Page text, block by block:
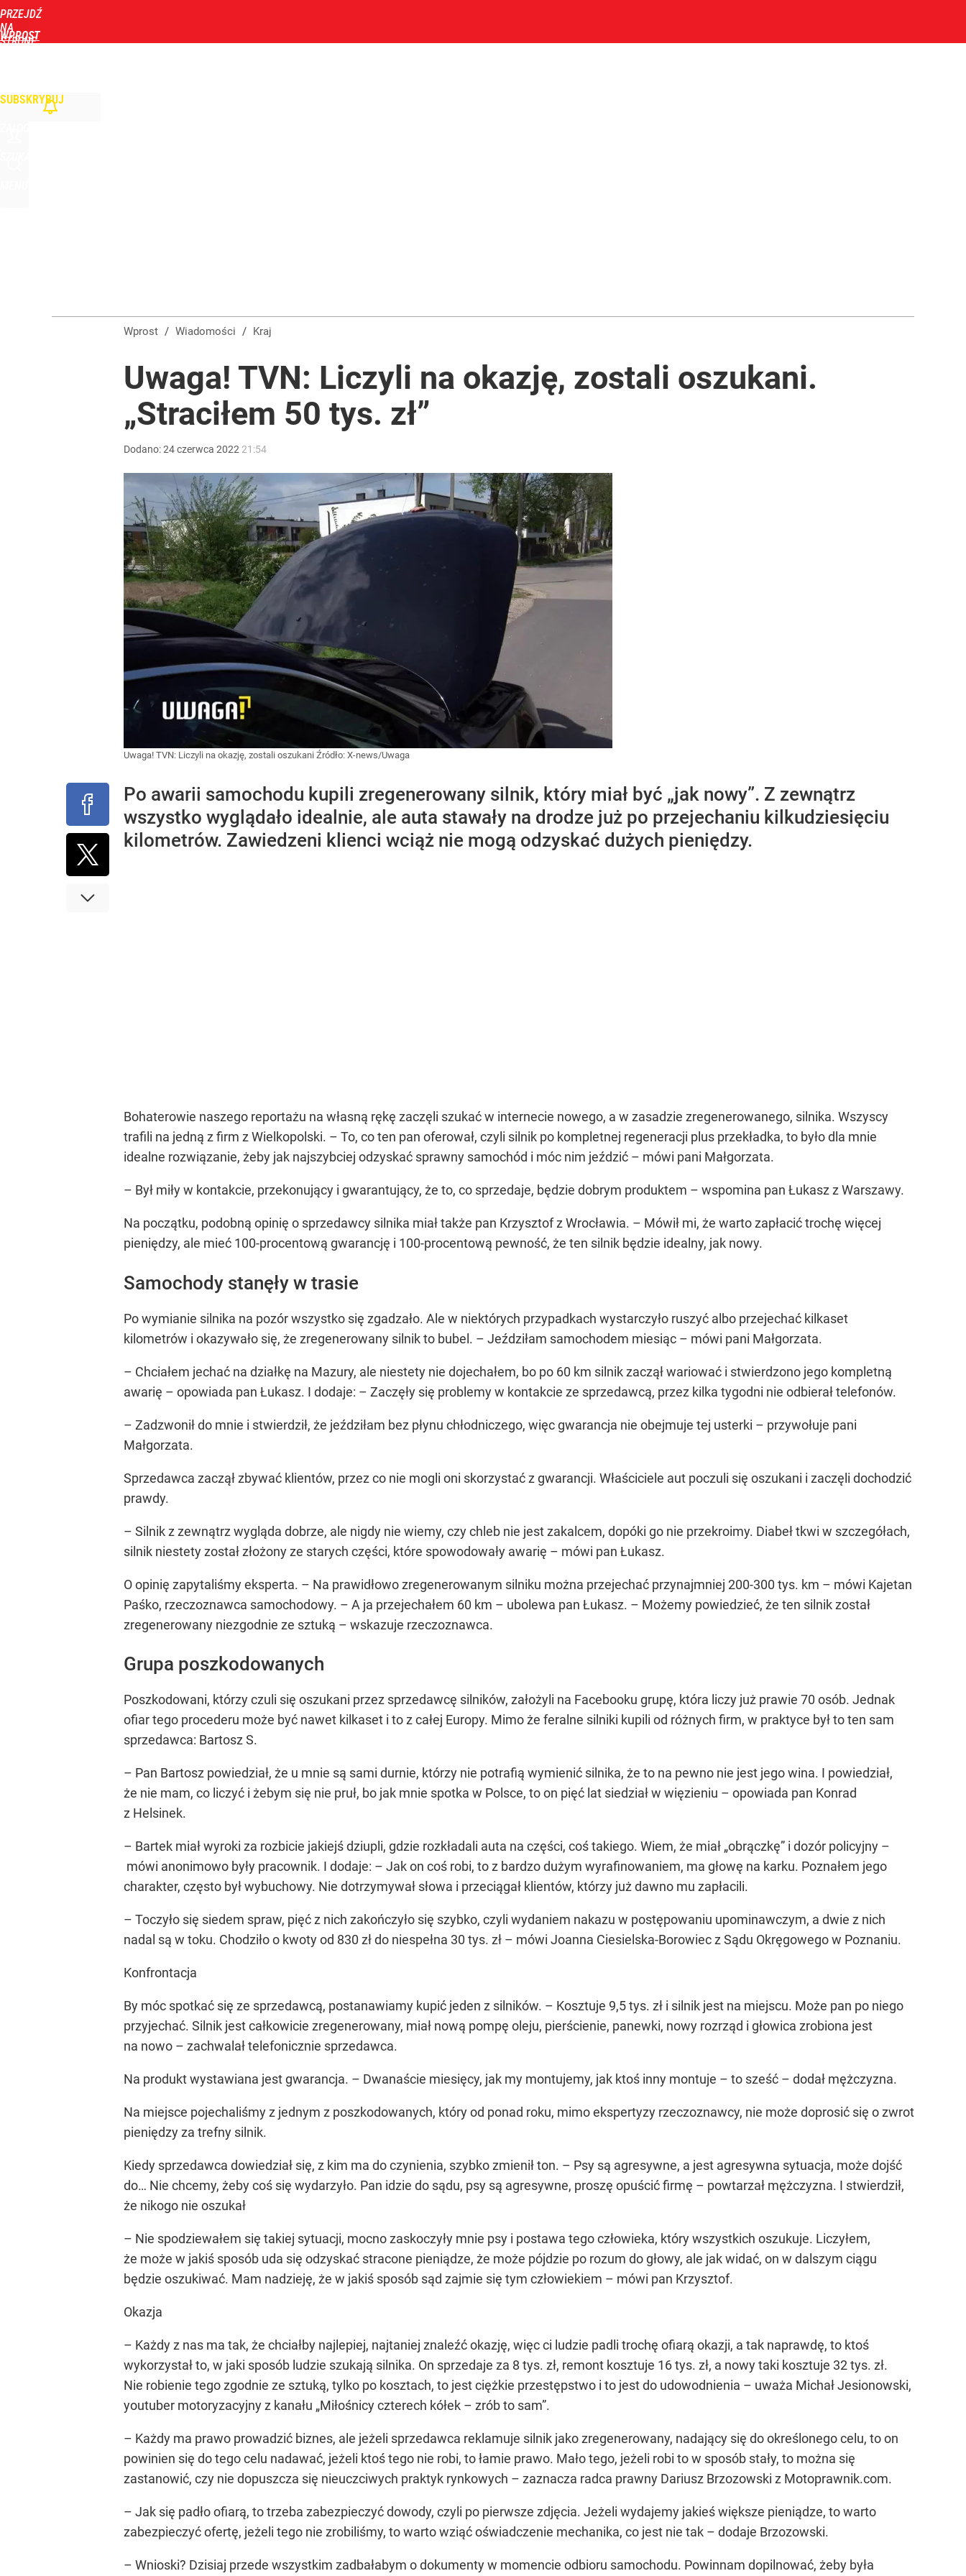
PRZEJDŹ
NA
STRONĘ
WPROST
SUBSKRYBUJ
Wprost / Wiadomości / Kraj
Uwaga! TVN: Liczyli na okazję, zostali oszukani.
„Straciłem 50 tys. zł”
Dodano:24czerwca 2022 21:54
Uwaga! TVN: Liczyli na okazję, zostali oszukani Źródło: X-news/Uwaga
Po awarii samochodu kupili zregenerowany silnik, który miał być „jak nowy”. Z zewnątrz
wszystko wyglądało idealnie, ale auta stawały na drodze już po przejechaniu kilkudziesięciu
kilometrów. Zawiedzeni klienci wciąż nie mogą odzyskać dużych pieniędzy.
Bohaterowie naszego reportażu na własną rękę zaczęli szukać w internecie nowego, a w zasadzie zregenerowanego, silnika. Wszyscy
trafili na jedną z firm z Wielkopolski. – To, co ten pan oferował, czyli silnik po kompletnej regeneracji plus przekładka, to było dla mnie
idealne rozwiązanie, żeby jak najszybciej odzyskać sprawny samochód i móc nim jeździć – mówi pani Małgorzata.
– Był miły w kontakcie, przekonujący i gwarantujący, że to, co sprzedaje, będzie dobrym produktem – wspomina pan Łukasz z Warszawy.
Na początku, podobną opinię o sprzedawcy silnika miał także pan Krzysztof z Wrocławia. – Mówił mi, że warto zapłacić trochę więcej
pieniędzy, ale mieć 100-procentową gwarancję i 100-procentową pewność, że ten silnik będzie idealny, jak nowy.
Samochody stanęły w trasie
Po wymianie silnika na pozór wszystko się zgadzało. Ale w niektórych przypadkach wystarczyło ruszyć albo przejechać kilkaset
kilometrów i okazywało się, że zregenerowany silnik to bubel. – Jeździłam samochodem miesiąc – mówi pani Małgorzata.
– Chciałem jechać na działkę na Mazury, ale niestety nie dojechałem, bo po 60 km silnik zaczął wariować i stwierdzono jego kompletną
awarię – opowiada pan Łukasz. I dodaje: – Zaczęły się problemy w kontakcie ze sprzedawcą, przez kilka tygodni nie odbierał telefonów.
– Zadzwonił do mnie i stwierdził, że jeździłam bez płynu chłodniczego, więc gwarancja nie obejmuje tej usterki – przywołuje pani
Małgorzata.
Sprzedawca zaczął zbywać klientów, przez co nie mogli oni skorzystać z gwarancji. Właściciele aut poczuli się oszukani i zaczęli dochodzić
prawdy.
– Silnik z zewnątrz wygląda dobrze, ale nigdy nie wiemy, czy chleb nie jest zakalcem, dopóki go nie przekroimy. Diabeł tkwi w szczegółach,
silnik niestety został złożony ze starych części, które spowodowały awarię – mówi pan Łukasz.
O opinię zapytaliśmy eksperta. – Na prawidłowo zregenerowanym silniku można przejechać przynajmniej 200-300 tys. km – mówi Kajetan
Paśko, rzeczoznawca samochodowy. – A ja przejechałem 60 km – ubolewa pan Łukasz. – Możemy powiedzieć, że ten silnik został
zregenerowany niezgodnie ze sztuką – wskazuje rzeczoznawca.
Grupa poszkodowanych
Poszkodowani, którzy czuli się oszukani przez sprzedawcę silników, założyli na Facebooku grupę, która liczy już prawie 70 osób. Jednak
ofiar tego procederu może być nawet kilkaset i to z całej Europy. Mimo że feralne silniki kupili od różnych firm, w praktyce był to ten sam
sprzedawca: Bartosz S.
– Pan Bartosz powiedział, że u mnie są sami durnie, którzy nie potrafią wymienić silnika, że to na pewno nie jest jego wina. I powiedział,
że nie mam, co liczyć i żebym się nie pruł, bo jak mnie spotka w Polsce, to on pięć lat siedział w więzieniu – opowiada pan Konrad
z Helsinek.
– Bartek miał wyroki za rozbicie jakiejś dziupli, gdzie rozkładali auta na części, coś takiego. Wiem, że miał „obrączkę” i dozór policyjny –
mówi anonimowo były pracownik. I dodaje: – Jak on coś robi, to z bardzo dużym wyrafinowaniem, ma głowę na karku. Poznałem jego
charakter, często był wybuchowy. Nie dotrzymywał słowa i przeciągał klientów, którzy już dawno mu zapłacili.
– Toczyło się siedem spraw, pięć z nich zakończyło się szybko, czyli wydaniem nakazu w postępowaniu upominawczym, a dwie z nich
nadal są w toku. Chodziło o kwoty od 830 zł do niespełna 30 tys. zł – mówi Joanna Ciesielska-Borowiec z Sądu Okręgowego w Poznaniu.
Konfrontacja
By móc spotkać się ze sprzedawcą, postanawiamy kupić jeden z silników. – Kosztuje 9,5 tys. zł i silnik jest na miejscu. Może pan po niego
przyjechać. Silnik jest całkowicie zregenerowany, miał nową pompę oleju, pierścienie, panewki, nowy rozrząd i głowica zrobiona jest
na nowo – zachwalał telefonicznie sprzedawca.
Na produkt wystawiana jest gwarancja. – Dwanaście miesięcy, jak my montujemy, jak ktoś inny montuje – to sześć – dodał mężczyzna.
Na miejsce pojechaliśmy z jednym z poszkodowanych, który od ponad roku, mimo ekspertyzy rzeczoznawcy, nie może doprosić się o zwrot
pieniędzy za trefny silnik.
Kiedy sprzedawca dowiedział się, z kim ma do czynienia, szybko zmienił ton. – Psy są agresywne, a jest agresywna sytuacja, może dojść
do… Nie chcemy, żeby coś się wydarzyło. Pan idzie do sądu, psy są agresywne, proszę opuścić firmę – powtarzał mężczyzna. I stwierdził,
że nikogo nie oszukał
– Nie spodziewałem się takiej sytuacji, mocno zaskoczyły mnie psy i postawa tego człowieka, który wszystkich oszukuje. Liczyłem,
że może w jakiś sposób uda się odzyskać stracone pieniądze, że może pójdzie po rozum do głowy, ale jak widać, on w dalszym ciągu
będzie oszukiwać. Mam nadzieję, że w jakiś sposób sąd zajmie się tym człowiekiem – mówi pan Krzysztof.
Okazja
– Każdy z nas ma tak, że chciałby najlepiej, najtaniej znaleźć okazję, więc ci ludzie padli trochę ofiarą okazji, a tak naprawdę, to ktoś
wykorzystał to, w jaki sposób ludzie szukają silnika. On sprzedaje za 8 tys. zł, remont kosztuje 16 tys. zł, a nowy taki kosztuje 32 tys. zł.
Nie robienie tego zgodnie ze sztuką, tylko po kosztach, to jest ciężkie przestępstwo i to jest do udowodnienia – uważa Michał Jesionowski,
youtuber motoryzacyjny z kanału „Miłośnicy czterech kółek – zrób to sam”.
– Każdy ma prawo prowadzić biznes, ale jeżeli sprzedawca reklamuje silnik jako zregenerowany, nadający się do określonego celu, to on
powinien się do tego celu nadawać, jeżeli ktoś tego nie robi, to łamie prawo. Mało tego, jeżeli robi to w sposób stały, to można się
zastanowić, czy nie dopuszcza się nieuczciwych praktyk rynkowych – zaznacza radca prawny Dariusz Brzozowski z Motoprawnik.com.
– Jak się padło ofiarą, to trzeba zabezpieczyć dowody, czyli po pierwsze zdjęcia. Jeżeli wydajemy jakieś większe pieniądze, to warto
zabezpieczyć ofertę, jeżeli tego nie zrobiliśmy, to warto wziąć oświadczenie mechanika, co jest nie tak – dodaje Brzozowski.
– Wnioski? Dzisiaj przede wszystkim zadbałabym o dokumenty w momencie odbioru samochodu. Powinnam dopilnować, żeby była